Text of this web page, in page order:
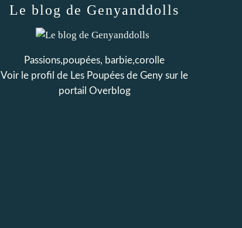
Le blog de Genyanddolls
Passions,poupées, barbie,corolle
Voir le profil de Les Poupées de Geny sur le
portail Overblog